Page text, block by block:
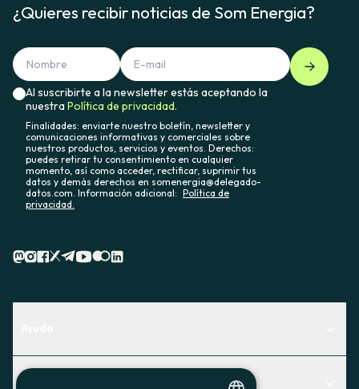
¿Quieres recibir noticias de Som Energia?
Al suscribirte a la newsletter estás aceptando la
nuestraPolítica de privacidad.
Finalidades: enviarte nuestro boletín, newsletter y
comunicaciones informativas y comerciales sobre
nuestros productos, servicios y eventos. Derechos:
puedes retirar tu consentimiento en cualquier
momento, así como acceder, rectificar, suprimir tus
datos y demás derechos en somenergia@delegado-
datos.com. Información adicional: Política de
privacidad.